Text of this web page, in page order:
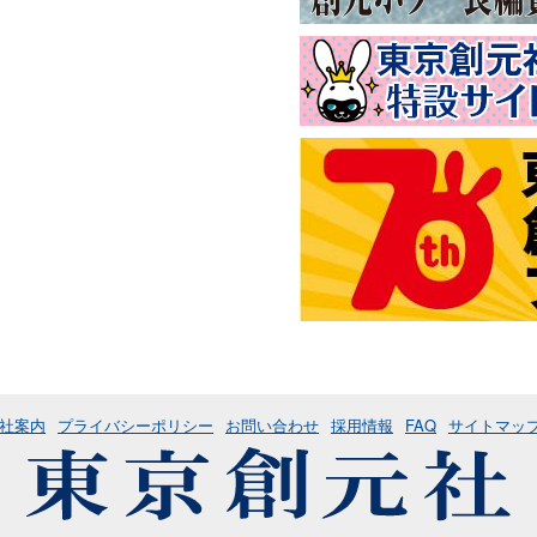
案内 プライバシーポリシー お問い合わせ 採用情報 FAQ サイトマッ